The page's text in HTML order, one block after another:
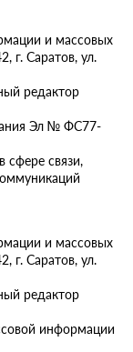
и массовых
г. Саратов, ул.
редактор
Эл № ФС77-
связи,
и массовых
г. Саратов, ул.
редактор
информации